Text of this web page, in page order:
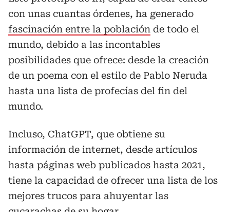
con unas cuantas órdenes, ha generado
fascinación entre la población de todo el
mundo, debido a las incontables
posibilidades que ofrece: desde la creación
de un poema con el estilo de Pablo Neruda
hasta una lista de profecías del fin del
mundo.
Incluso, ChatGPT, que obtiene su
información de internet, desde artículos
hasta páginas web publicados hasta 2021,
tiene la capacidad de ofrecer una lista de los
mejores trucos para ahuyentar las